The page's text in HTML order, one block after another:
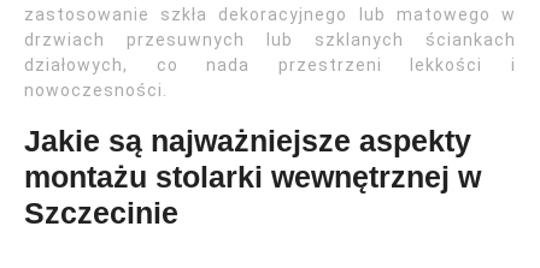
zastosowanie szkła dekoracyjnego lub matowego w
drzwiach przesuwnych lub szklanych ściankach
działowych, co nada przestrzeni lekkości i
nowoczesności.
Jakie są najważniejsze aspekty
montażu stolarki wewnętrznej w
Szczecinie